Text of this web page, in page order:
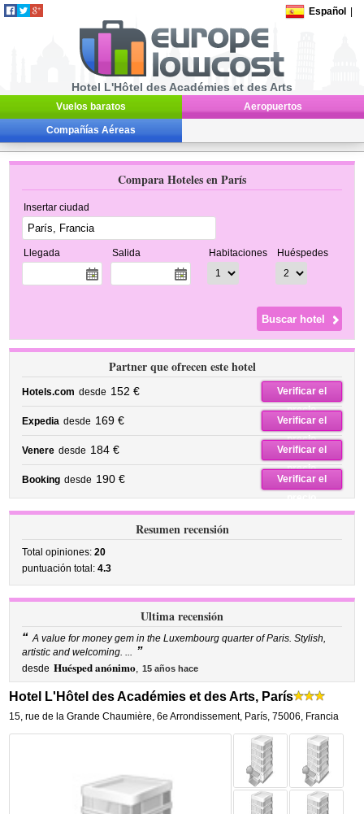
Español
Hotel L'Hôtel des Académies et des Arts
Vuelos baratos Aeropuertos
Compañías Aéreas
Compara Hoteles en París
Insertar ciudad
Llegada Salida Habitaciones Huéspedes
Partner que ofrecen este hotel
Hotels.com desde 152 €
Verificar el
precio
Expedia desde 169 €
Verificar el
precio
Venere desde 184 €
Verificar el
precio
Booking desde 190 €
Verificar el
precio
Resumen recensión
Total opiniones:20
puntuación total:4.3
Ultima recensión
“ A value for money gem in the Luxembourg quarter of Paris. Stylish,
artistic and welcoming. ... ”
desde Huésped anónimo, 15 años hace
Hotel L'Hôtel des Académies et des Arts, París
15, rue de la Grande Chaumière,6e Arrondissement, París,75006, Francia